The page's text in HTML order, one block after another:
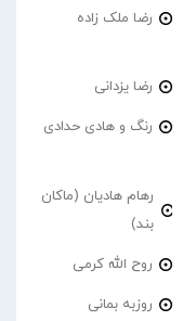
رضا ملک زاده
رضا یزدانی
رنگ و هادی حدادی
رهام هادیان (ماکان
بند)
روح الله کرمی
روزبه بمانی